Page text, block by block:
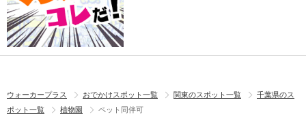
ウォーカープラス おでかけスポット一覧 関東のスポット一覧
千葉県のス
ポット一覧
植物園 ペット同伴可